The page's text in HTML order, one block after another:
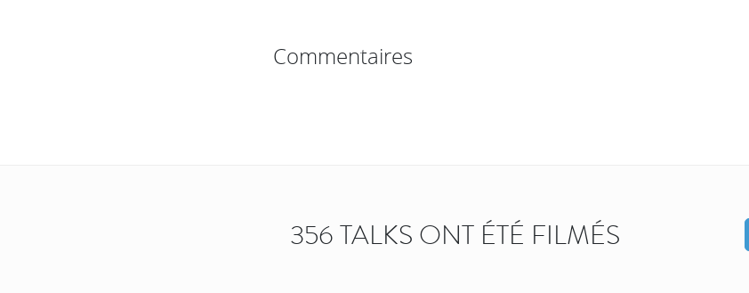
Commentaires
356 TALKS ONT ÉTÉ FILMÉS